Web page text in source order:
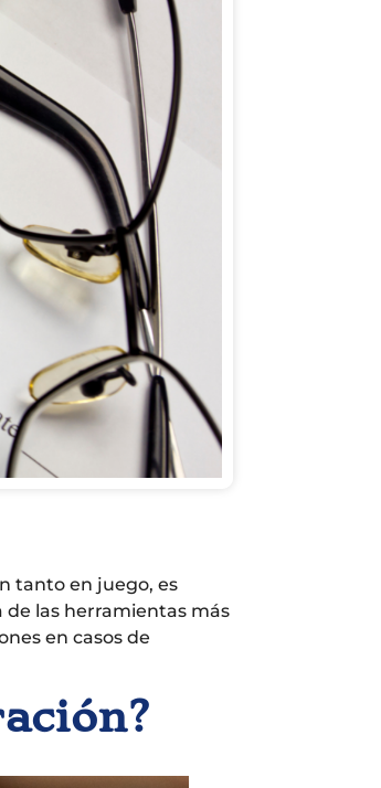
tanto en juego, es
las herramientas más
en casos de